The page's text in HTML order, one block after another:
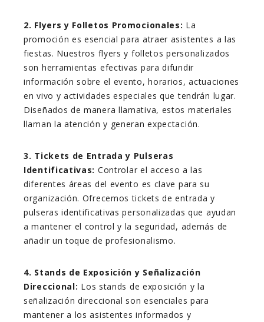
2. Flyers y Folletos Promocionales: La
promoción es esencial para atraer asistentes a las
fiestas. Nuestros flyers y folletos personalizados
son herramientas efectivas para difundir
información sobre el evento, horarios, actuaciones
en vivo y actividades especiales que tendrán lugar.
Diseñados de manera llamativa, estos materiales
llaman la atención y generan expectación.
3. Tickets de Entrada y Pulseras
Identificativas: Controlar el acceso a las
diferentes áreas del evento es clave para su
organización. Ofrecemos tickets de entrada y
pulseras identificativas personalizadas que ayudan
a mantener el control y la seguridad, además de
añadir un toque de profesionalismo.
4. Stands de Exposición y Señalización
Direccional: Los stands de exposición y la
señalización direccional son esenciales para
mantener a los asistentes informados y